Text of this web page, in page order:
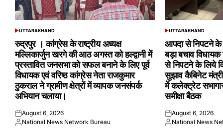
POSTED
UTTARAKHAND
रुद्रपुर । कांग्रेस के राष्ट्रीय अध्यक्ष
मल्लिकार्जुन खरगे की आठ अगस्त को हल्द्वानी में
प्रस्तावित जनसभा को सफल बनाने के लिए पूर्व
विधायक एवं वरिष्ठ कांग्रेस नेता राजकुमार
ठुकराल ने ग्रामीण क्षेत्रों में व्यापक जनसंपर्क
अभियान चलाया।
Posted
on
August 6, 2026
Posted
National News Network Bureau
POSTED
UTTARAKHAND
आपदा से निपटने के
बड़ा बचाव
से निपटने के लिये
सुझाव कैबिनेट
में कलेक्ट्रेट
समीक्षा बैठक
Posted
on
August 6, 2026
Posted
National News